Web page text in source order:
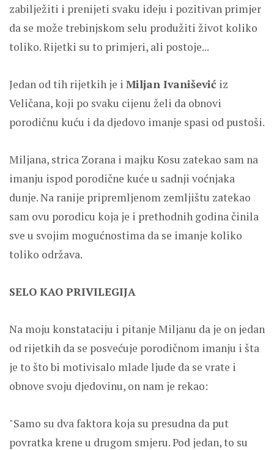
zabilježiti i prenijeti svaku ideju i pozitivan primjer
da se može trebinjskom selu produžiti život koliko
toliko. Rijetki su to primjeri, ali postoje...
Jedan od tih rijetkih je i Miljan Ivanišević iz
Veličana, koji po svaku cijenu želi da obnovi
porodičnu kuću i da djedovo imanje spasi od pustoši.
Miljana, strica Zorana i majku Kosu zatekao sam na
imanju ispod porodične kuće u sadnji voćnjaka
dunje. Na ranije pripremljenom zemljištu zatekao
sam ovu porodicu koja je i prethodnih godina činila
sve u svojim mogućnostima da se imanje koliko
toliko održava.
SELO KAO PRIVILEGIJA
Na moju konstataciju i pitanje Miljanu da je on jedan
od rijetkih da se posvećuje porodičnom imanju i šta
je to što bi motivisalo mlade ljude da se vrate i
obnove svoju djedovinu, on nam je rekao:
"Samo su dva faktora koja su presudna da put
povratka krene u drugom smjeru. Pod jedan, to su